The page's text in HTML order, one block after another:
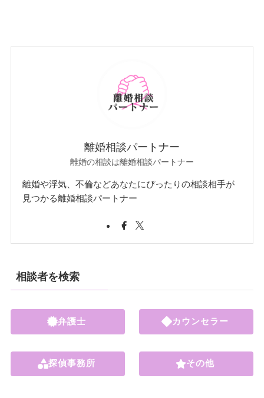
離婚相談パートナー
離婚の相談は離婚相談パートナー
離婚や浮気、不倫などあなたにぴったりの相談相手が
見つかる離婚相談パートナー
相談者を検索
弁護士
探偵事務所
カウンセラー
その他